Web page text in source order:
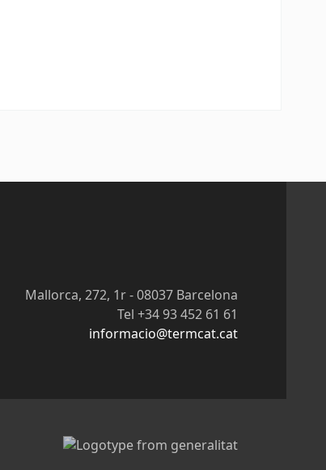
Mallorca, 272, 1r - 08037 Barcelona
Tel +34 93 452 61 61
informacio@termcat.cat